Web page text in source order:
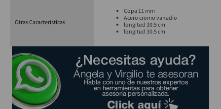
Otras Características
Copa 11 mm
Acero cromo vanadio
longitud 30.5 cm
longitud 30.5 cm